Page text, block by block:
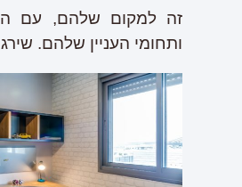
זה למקום שלהם, עם
ותחומי העניין שלהם.